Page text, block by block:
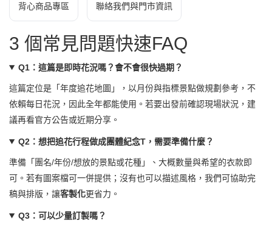
背心商品專區 聯絡我們與門市資訊
3 個常見問題快速FAQ
Q1：這篇是即時花況嗎？會不會很快過期？
這篇定位是「年度追花地圖」，以月份與指標景點做規劃參考，不
依賴每日花況，因此全年都能使用。若要出發前確認現場狀況，建
議再看官方公告或近期分享。
Q2：想把追花行程做成團體紀念T，需要準備什麼？
準備「團名/年份/想放的景點或花種」、大概數量與希望的衣款即
可。若有圖案檔可一併提供；沒有也可以描述風格，我們可協助完
稿與排版，讓客製化更省力。
Q3：可以少量訂製嗎？